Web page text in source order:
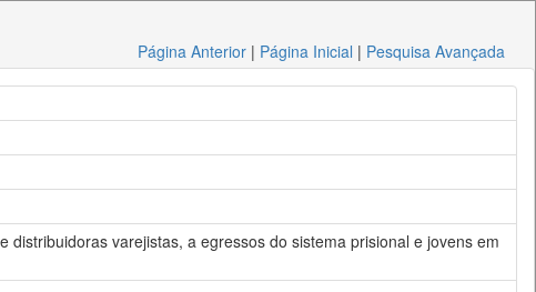
Página Anterior | Página Inicial | Pesquisa Avançada
varejistas, a egressos do sistema prisional e jovens em